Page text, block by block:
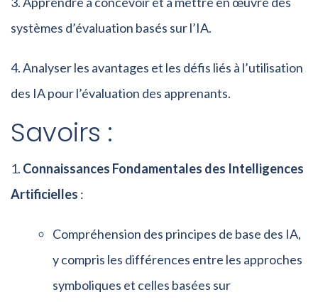
systèmes d’évaluation basés sur l’IA.
Analyser les avantages et les défis liés à l’utilisation
des IA pour l’évaluation des apprenants.
Savoirs :
Connaissances Fondamentales des Intelligences
Artificielles :
Compréhension des principes de base des IA,
y compris les différences entre les approches
symboliques et celles basées sur